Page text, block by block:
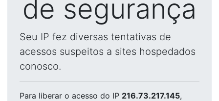
de segurança
Seu IP fez diversas tentativas de
acessos suspeitos a sites hospedados
conosco.
Para liberar o acesso do IP 216.73.217.145,